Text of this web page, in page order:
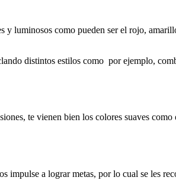
luminosos como pueden ser el rojo,
distintos estilos como por ejemplo,
te vienen bien los colores suaves
impulse a lograr metas, por lo cual se les